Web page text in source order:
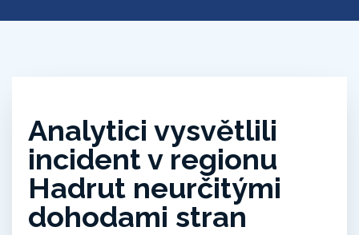
Analytici vysvětlili
incident v regionu
Hadrut neurčitými
dohodami stran